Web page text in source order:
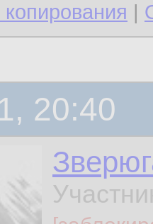
|
20:40